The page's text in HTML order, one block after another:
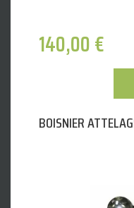
140,00€
BOISNIER